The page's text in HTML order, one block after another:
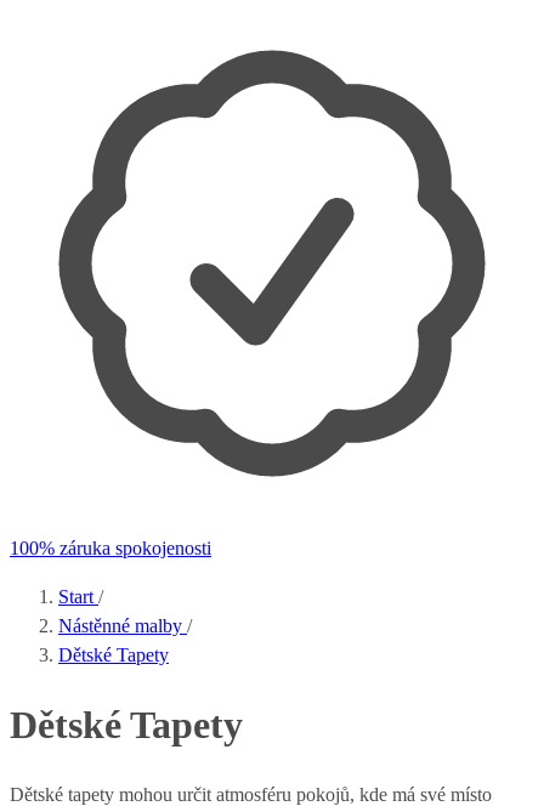
100% záruka spokojenosti
Start /
Nástěnné malby /
Dětské Tapety
Dětské Tapety
Dětské tapety mohou určit atmosféru pokojů, kde má své místo